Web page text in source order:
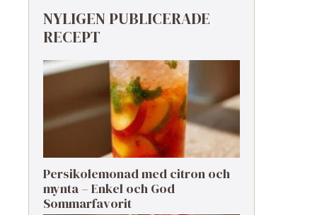
NYLIGEN PUBLICERADE
RECEPT
Persikolemonad med citron och
mynta – Enkel och God
Sommarfavorit